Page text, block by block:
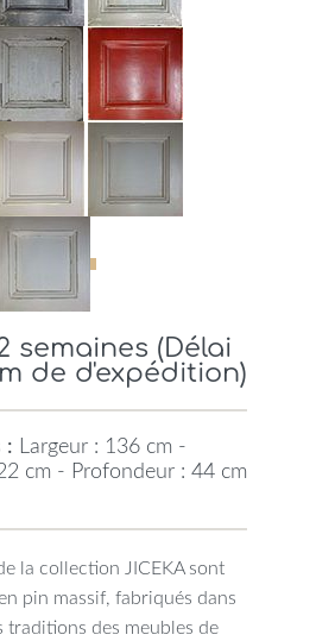
semaines (Délai
de d'expédition)
: Largeur : 136 cm -
cm - Profondeur : 44 cm
la collection JICEKA sont
pin massif, fabriqués dans
traditions des meubles de